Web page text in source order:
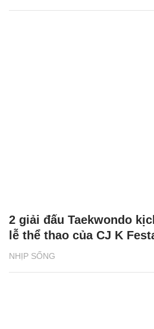
NHỊP SỐNG
2 giải đấu Taekwondo
lễ thể thao của CJ K